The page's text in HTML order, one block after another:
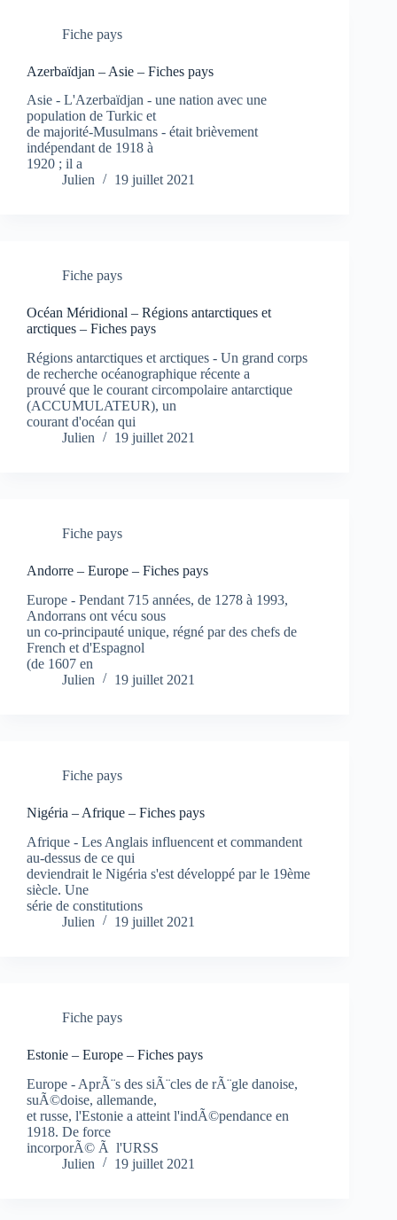
Fiche pays
Azerbaïdjan – Asie – Fiches pays
Asie - L'Azerbaïdjan - une nation avec une
population de Turkic et
de majorité-Musulmans - était brièvement
indépendant de 1918 à
1920 ; il a
Julien
19 juillet 2021
Fiche pays
Océan Méridional – Régions antarctiques et
arctiques – Fiches pays
Régions antarctiques et arctiques - Un grand corps
de recherche océanographique récente a
prouvé que le courant circompolaire antarctique
(ACCUMULATEUR), un
courant d'océan qui
Julien
19 juillet 2021
Fiche pays
Andorre – Europe – Fiches pays
Europe - Pendant 715 années, de 1278 à 1993,
Andorrans ont vécu sous
un co-principauté unique, régné par des chefs de
French et d'Espagnol
(de 1607 en
Julien
19 juillet 2021
Fiche pays
Nigéria – Afrique – Fiches pays
Afrique - Les Anglais influencent et commandent
au-dessus de ce qui
deviendrait le Nigéria s'est développé par le 19ème
siècle. Une
série de constitutions
Julien
19 juillet 2021
Fiche pays
Estonie – Europe – Fiches pays
Europe - AprÃ¨s des siÃ¨cles de rÃ¨gle danoise,
suÃ©doise, allemande,
et russe, l'Estonie a atteint l'indÃ©pendance en
1918. De force
incorporÃ© Ã l'URSS
Julien
19 juillet 2021